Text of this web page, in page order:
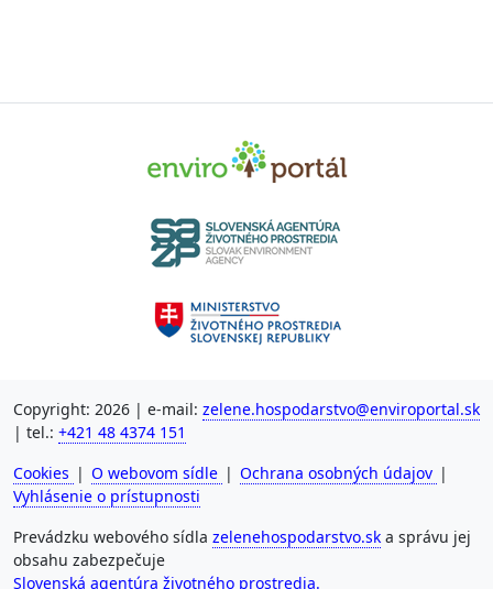
Copyright: 2026 | e-mail: zelene.hospodarstvo@enviroportal.sk
| tel.: +421 48 4374 151
Cookies | O webovom sídle | Ochrana osobných údajov |
Vyhlásenie o prístupnosti
Prevádzku webového sídla zelenehospodarstvo.sk a správu jej
obsahu zabezpečuje
Slovenská agentúra životného prostredia.